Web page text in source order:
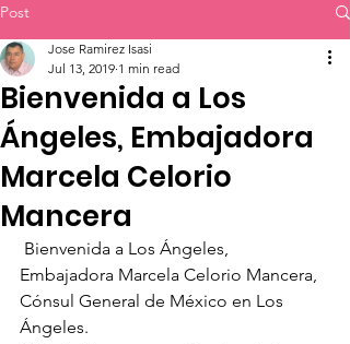
Post
Bienvenida a Los
Ángeles, Embajadora
Marcela Celorio
Mancera
Jose Ramirez Isasi
Jul 13, 2019 1 min read
Embajadora Marcela Celorio Mancera,
Cónsul General de México en Los
Ángeles.